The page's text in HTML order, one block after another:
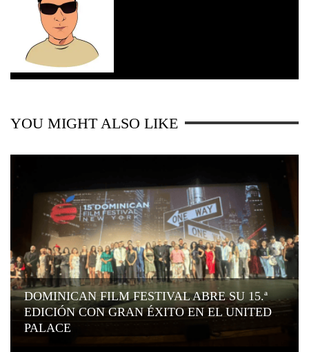
YOU MIGHT ALSO LIKE
DOMINICAN FILM FESTIVAL ABRE SU 15.ª
EDICIÓN CON GRAN ÉXITO EN EL UNITED
PALACE